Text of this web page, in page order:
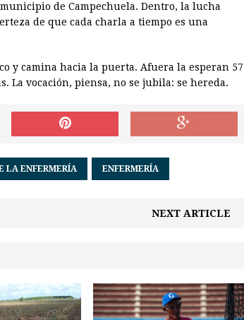
de Campechuela. Dentro, la lucha
de que cada charla a tiempo es una
y camina hacia la puerta. Afuera la esperan 57
La vocación, piensa, no se jubila: se hereda.
LA ENFERMERÍA ENFERMERÍA
NEXT ARTICLE